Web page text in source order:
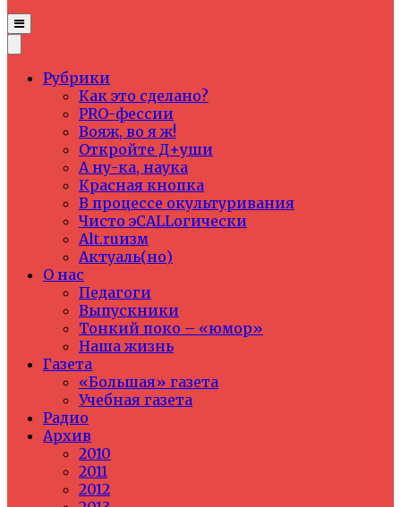
Рубрики
Как это сделано?
PRO-фессии
Вояж, во я ж!
Откройте Д+уши
А ну-ка, наука
Красная кнопка
В процессе окультуривания
Чисто эCALLогически
Alt.ruизм
Актуаль(но)
О нас
Педагоги
Выпускники
Тонкий поко – «юмор»
Наша жизнь
Газета
«Большая» газета
Учебная газета
Радио
Архив
2010
2011
2012